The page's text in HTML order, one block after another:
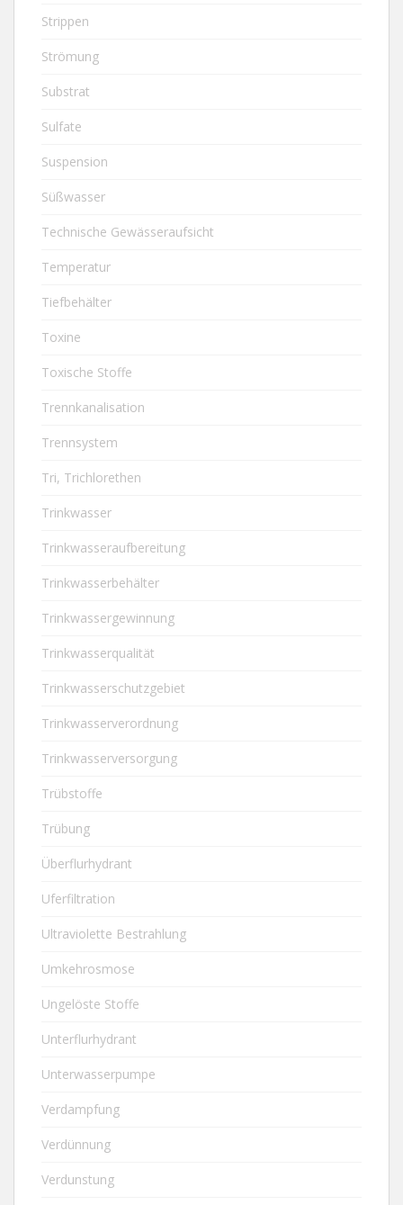
Strippen
Strömung
Substrat
Sulfate
Suspension
Süßwasser
Technische Gewässeraufsicht
Temperatur
Tiefbehälter
Toxine
Toxische Stoffe
Trennkanalisation
Trennsystem
Tri, Trichlorethen
Trinkwasser
Trinkwasseraufbereitung
Trinkwasserbehälter
Trinkwassergewinnung
Trinkwasserqualität
Trinkwasserschutzgebiet
Trinkwasserverordnung
Trinkwasserversorgung
Trübstoffe
Trübung
Überflurhydrant
Uferfiltration
Ultraviolette Bestrahlung
Umkehrosmose
Ungelöste Stoffe
Unterflurhydrant
Unterwasserpumpe
Verdampfung
Verdünnung
Verdunstung